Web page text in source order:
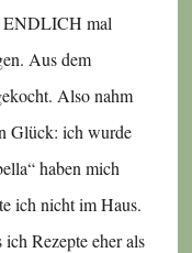
ENDLICH mal
Aus dem
Also nahm
Glück: ich wurde
haben mich
ich nicht im Haus.
Rezepte eher als